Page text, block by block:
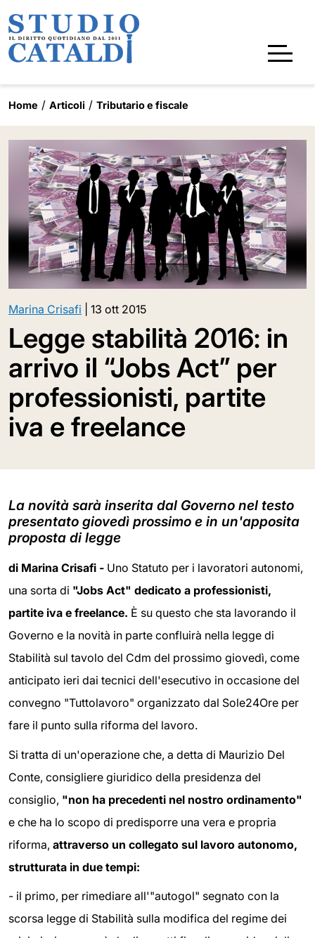
Home Articoli Tributario e fiscale
Marina Crisafi 13 ott 2015
Legge stabilità 2016: in
arrivo il “Jobs Act” per
professionisti, partite
iva e freelance
La novità sarà inserita dal Governo nel testo
presentato giovedì prossimo e in un'apposita
proposta di legge
di Marina Crisafi - Uno Statuto per i lavoratori autonomi,
una sorta di "Jobs Act" dedicato a professionisti,
partite iva e freelance. È su questo che sta lavorando il
Governo e la novità in parte confluirà nella legge di
Stabilità sul tavolo del Cdm del prossimo giovedì, come
anticipato ieri dai tecnici dell'esecutivo in occasione del
convegno "Tuttolavoro" organizzato dal Sole24Ore per
fare il punto sulla riforma del lavoro.
Si tratta di un'operazione che, a detta di Maurizio Del
Conte, consigliere giuridico della presidenza del
consiglio, "non ha precedenti nel nostro ordinamento"
e che ha lo scopo di predisporre una vera e propria
riforma, attraverso un collegato sul lavoro autonomo,
strutturata in due tempi:
- il primo, per rimediare all'"autogol" segnato con la
scorsa legge di Stabilità sulla modifica del regime dei